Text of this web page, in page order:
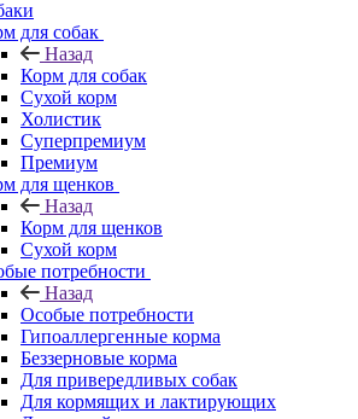
для собак
Назад
Корм для собак
Сухой корм
Холистик
Суперпремиум
Премиум
для щенков
Назад
Корм для щенков
Сухой корм
потребности
Назад
Особые потребности
Гипоаллергенные корма
Беззерновые корма
Для привередливых собак
Для кормящих и лактирующих